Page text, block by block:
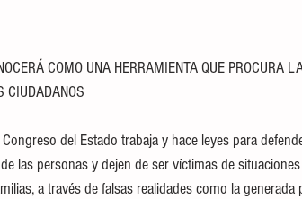
COMO UNA HERRAMIENTA QUE PROCURA
CIUDADANOS
del Estado trabaja y hace leyes para
las personas y dejen de ser víctimas de
a través de falsas realidades como la